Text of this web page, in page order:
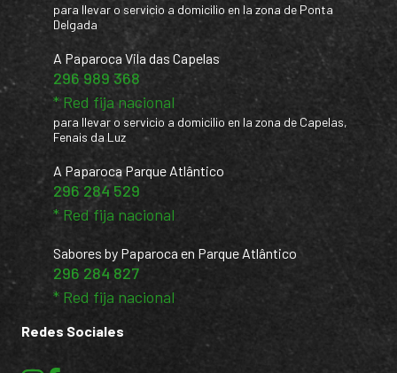
para llevar o servicio a domicilio en la zona de Ponta
Delgada
A Paparoca Vila das Capelas
296 989 368
* Red fija nacional
para llevar o servicio a domicilio en la zona de Capelas,
Fenais da Luz
A Paparoca Parque Atlântico
296 284 529
* Red fija nacional
Sabores by Paparoca en Parque Atlântico
296 284 827
* Red fija nacional
Redes Sociales